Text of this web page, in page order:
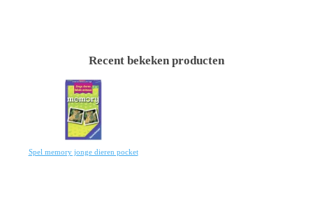
Recent bekeken producten
Spel memory jonge dieren pocket